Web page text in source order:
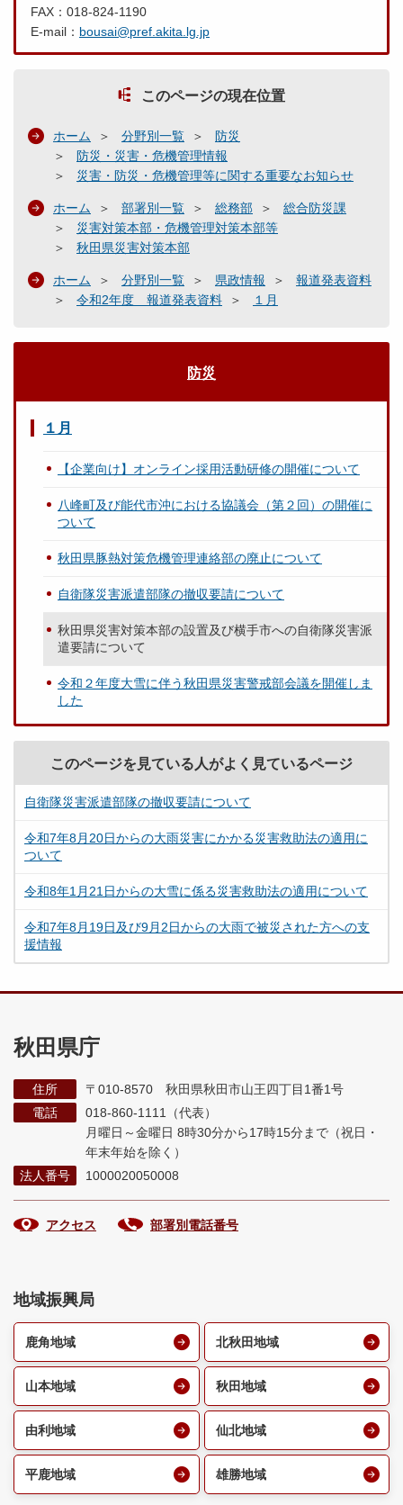
FAX：018-824-1190
E-mail： bousai@pref.akita.lg.jp
このページの現在位置
ホーム 分野別一覧
防災
防災・災害・危機管理情報
災害・防災・危機管理等に関する重要なお知らせ
ホーム 部署別一覧 総務部
総合防災課
災害対策本部・危機管理対策本部等
秋田県災害対策本部
ホーム 分野別一覧 県政情報
報道発表資料
令和2年度 報道発表資料
１月
防災
１月
【企業向け】オンライン採用活動研修の開催について
八峰町及び能代市沖における協議会（第２回）の開催に
ついて
秋田県豚熱対策危機管理連絡部の廃止について
自衛隊災害派遣部隊の撤収要請について
秋田県災害対策本部の設置及び横手市への自衛隊災害派
遣要請について
令和２年度大雪に伴う秋田県災害警戒部会議を開催しま
した
このページを見ている人がよく見ているページ
自衛隊災害派遣部隊の撤収要請について
令和7年8月20日からの大雨災害にかかる災害救助法の適用に
ついて
令和8年1月21日からの大雪に係る災害救助法の適用について
令和7年8月19日及び9月2日からの大雨で被災された方への支
援情報
秋田県庁
住所
〒010-8570 秋田県秋田市山王四丁目1番1号
電話
018-860-1111（代表）
月曜日～金曜日 8時30分から17時15分まで （祝日・
年末年始を除く）
法人番号
1000020050008
アクセス 部署別電話番号
地域振興局
鹿角地域 北秋田地域
山本地域 秋田地域
由利地域 仙北地域
平鹿地域 雄勝地域